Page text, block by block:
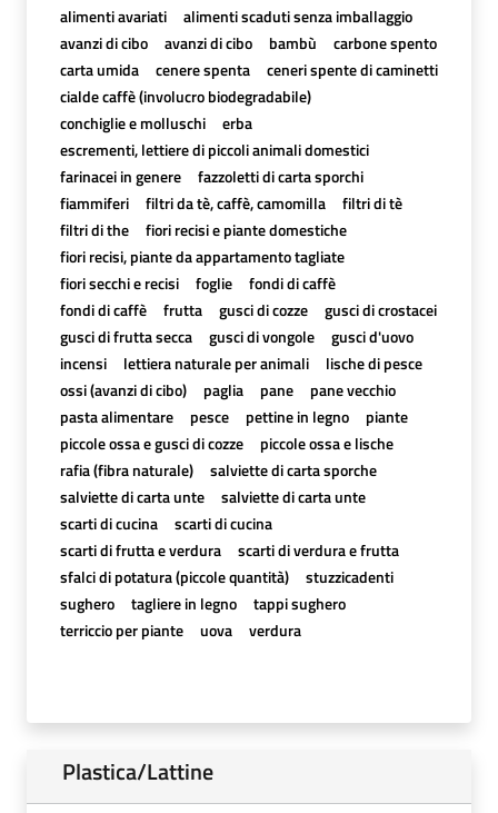
alimenti avariati
alimenti scaduti senza imballaggio
avanzi di cibo
avanzi di cibo bambù
carbone spento
carta umida
cenere spenta
ceneri spente di caminetti
cialde caffè (involucro biodegradabile)
conchiglie e molluschi
erba
escrementi, lettiere di piccoli animali domestici
farinacei in genere
fazzoletti di carta sporchi
fiammiferi
filtri da tè, caffè, camomilla
filtri di tè
filtri di the
fiori recisi e piante domestiche
fiori recisi, piante da appartamento tagliate
fiori secchi e recisi
foglie
fondi di caffè
fondi di caffè
frutta gusci di cozze
gusci di crostacei
gusci di frutta secca
gusci di vongole
gusci d'uovo
incensi
lettiera naturale per animali
lische di pesce
ossi (avanzi di cibo)
paglia pane
pane vecchio
pasta alimentare
pesce pettine in legno
piante
piccole ossa e gusci di cozze
piccole ossa e lische
rafia (fibra naturale)
salviette di carta sporche
salviette di carta unte
salviette di carta unte
scarti di cucina
scarti di cucina
scarti di frutta e verdura
scarti di verdura e frutta
sfalci di potatura (piccole quantità)
stuzzicadenti
sughero
tagliere in legno
tappi sughero
terriccio per piante
uova verdura
Plastica/Lattine